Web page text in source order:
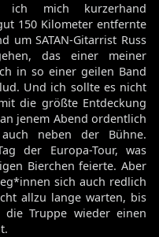
ich mich kurzerhand
150 Kilometer entfernte
um SATAN-Gitarrist Russ
das einer meiner
in so einer geilen Band
Und ich sollte es nicht
die größte Entdeckung
jenem Abend ordentlich
neben der Bühne.
der Europa-Tour, was
Bierchen feierte. Aber
sich auch redlich
allzu lange warten, bis
Truppe wieder einen